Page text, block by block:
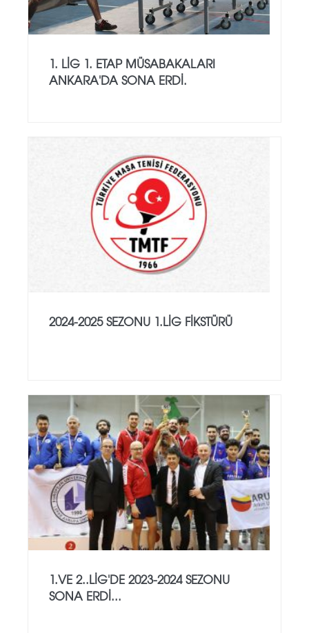
1. LİG 1. ETAP MÜSABAKALARI
ANKARA'DA SONA ERDİ.
2024-2025 SEZONU 1.LİG FİKSTÜRÜ
1.VE 2..LİG'DE 2023-2024 SEZONU
SONA ERDİ...